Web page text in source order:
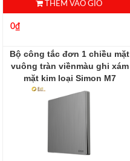
THÊM VÀO GIỎ
0₫
Bộ công tắc đơn 1 chiều mặt
vuông tràn viềnmàu ghi xám
mặt kim loại Simon M7
661011M-2B
661011M-2B